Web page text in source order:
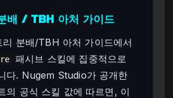
배 / TBH 아처 가이드
리 분배/TBH 아처 가이드에서
패시브 스킬에 집중적으로
다. Nugem Studio가 공개한
의 공식 스킬 값에 따르면, 이